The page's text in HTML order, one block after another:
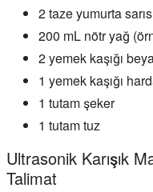
2 taze yumurta
200 mL nötr yağ
2 yemek kaşığı
1 yemek kaşığı
1 tutam şeker
1 tutam tuz
Ultrasonik Karışık
Talimat